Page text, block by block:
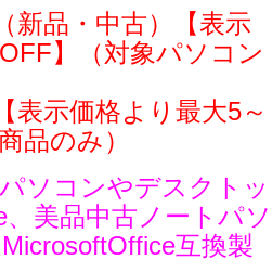
新品・中古）【表示
】（対象パソコン
表示価格より最大5～
品のみ）
ソコンやデスクトッ
美品中古ノートパソ
互換製